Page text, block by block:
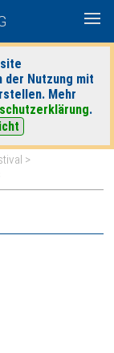
Nutzung mit
Mehr
.
| Detaillierte Suche
>